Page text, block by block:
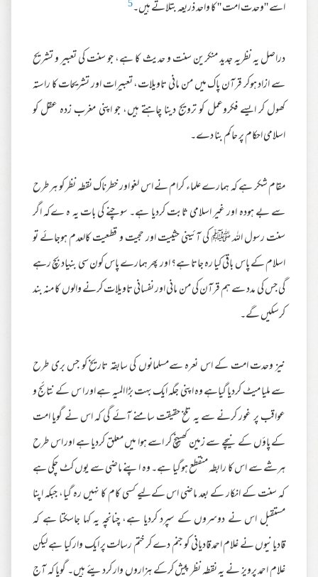
اسے ''وحدت امت '' کا واحد ذریعہ بتلاتے ہیں۔5
دراصل یہ نظریہ جدید منکرین سنت و حدیث کا ہے، جو سنت کی تعبیر و تشریح
سے ازاد ہوکر قرآن پاک میں من مانی تاویلات، تعبیرات اور تشریحات کا راستہ
کھول کر ایسے فکروعمل کو ترویج دینا چاہتے ہیں، جو اپنی مغرب زدہ عقل کو
اسلامی احکام پر حاکم بنا دے۔
مقام شکر ہے کہ ہمارے علماء کرام نے اس لغو اور خطرناک نقطہ نظر کو ہر طرح
سے بے ہودہ اور غیر اسلامی ثابت کردیا ہے۔ سوچنے کی بات یہ ہ ےکہ اگر
سنت رسول اللہ ﷺ کی آئینی حثییت اور حجیت و قطعیت کالعدم ہوجائے تو
اسلام کے پاس باقی کیا رہ جاتا ہے؟ اور پھر ہمارے پاس کون سی بنیاد بچ رہے
گی جس کی مدد سے ہم قرآن کی من مانی اور نفسانی تاویلات کرنے والوں کا منہ بند
کرسکیں گے۔
نیز وحدت امت کے اس نعرہ سےمسلمانوں کی سابقہ تاریخ کو جس بری طرح
سے ملیا میٹ کردیا گیاہے وہ اپنی جگہ ایک بہت بڑا المیہ ہے اور ا س کے نتائج و
عواقب پر غور کرنے سے یہ تلخ حقیقت سامنے آئے گی کہ اس نے گویا امت
کے پاؤں کے نیچے سے زمین کھینچ کر اسے ہوا میں معلق کردیا ہے اور اس طرح
ہرشے سے اس کا رابطہ منقطع ہوگیا ہے۔ وہ اپنے ماضی سے یوں کٹ چکی ہے
کہ سنت کے انکار کے بعد ماضی اس کےلیے کسی کام کا نہیں رہ گیا، جبکہ اپنا
مستقبل اس نے دوسروں کے سپرد کردیا ہے، چنانچہ یہ کہا جاسکتا ہے کہ
قادیانیوں نے غلام احمد قادیانی کو جنم دے کر ختم رسالت پر ایک وار کیا ہے لیکن
غلام احمد پرویز نے یہ نقطہ نظر پیش کرکے ہزاروں وار کردیئے ہیں۔ گویا کہ آج